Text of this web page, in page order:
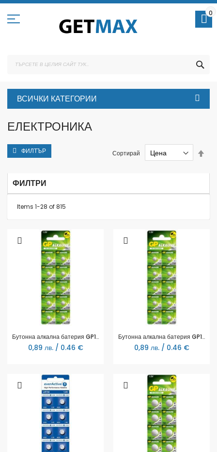
Skip
Content
0
ВСИЧКИ КАТЕГОРИИ
ЕЛЕКТРОНИКА
Items 1-28 of 815
Сортирай
Бутонна алкална батерия GP164 LR-621/ 10бр./pack цена за 1 бр./ 1.55V AG1 GP
0,89 лв. / 0.46 €
Бутонна алкална батерия GP177 LR-626/ 10 бр./pack цена за 1 бр./ AG4 1.55V GP
0,89 лв. / 0.46 €
ФИЛТЪР
ФИЛТРИ